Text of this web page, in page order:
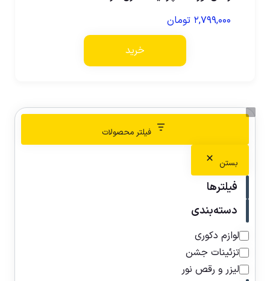
۲,۷۹۹,۰۰۰ تومان
خرید
فیلتر محصولات
بستن
فیلترها
دسته‌بندی
لوازم دکوری
تزئینات جشن
لیزر و رقص نور